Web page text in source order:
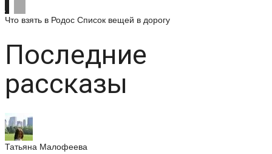
Что взять в Родос Список вещей в дорогу
Последние
рассказы
Татьяна Малофеева